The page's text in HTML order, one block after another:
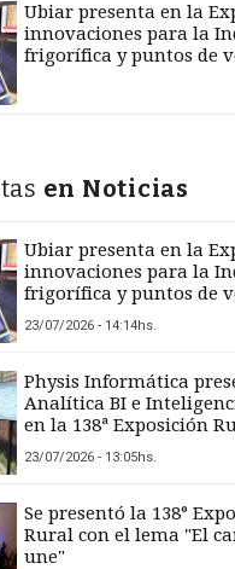
Ubiar presenta en la
innovaciones para la
frigorífica y puntos de
en Noticias
Ubiar presenta en la
innovaciones para la
frigorífica y puntos de
23/07/2026 - 14:14hs.
Physis Informática
Analítica BI e
en la 138ª Exposición
23/07/2026 - 13:05hs.
Se presentó la 138°
Rural con el lema "El
une"